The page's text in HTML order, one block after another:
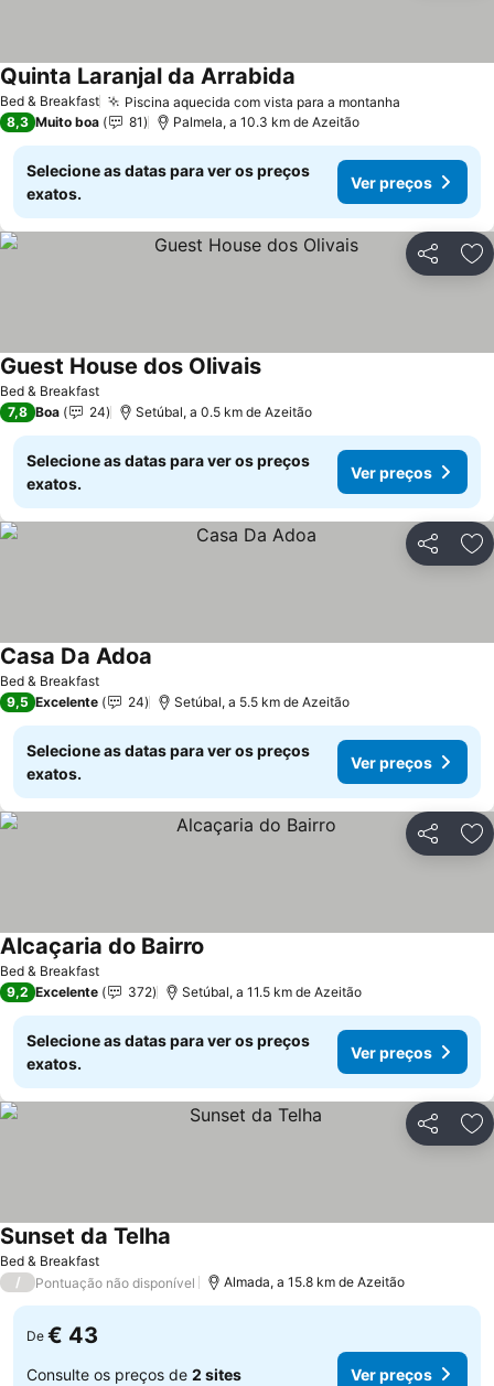
Bed & Breakfast Piscina aquecida com vista para a montanha
Quinta Laranjal da Arrabida
8,3 Muito boa 81 Palmela, a 10.3 km de Azeitão
Selecione as datas para ver os preços
exatos.
Ver preços
Partilhar
Bed & Breakfast
Guest House dos OlivaisVer preços
7,8 Boa 24 Setúbal, a 0.5 km de Azeitão
Selecione as datas para ver os preços
exatos.
Ver preços
Partilhar
Bed & Breakfast
Casa Da Adoa
9,5 Excelente 24 Setúbal, a 5.5 km de Azeitão
Selecione as datas para ver os preços
exatos.
Ver preços
Partilhar
Bed & Breakfast
Alcaçaria do Bairro
9,2 Excelente 372 Setúbal, a 11.5 km de Azeitão
Selecione as datas para ver os preços
exatos.
Ver preços
Partilhar
Bed & Breakfast
Sunset da Telha
/ Pontuação não disponível Almada, a 15.8 km de Azeitão
De € 43
Consulte os preços de 2 sites Ver preços